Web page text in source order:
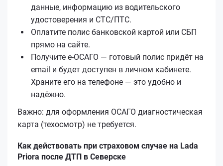
данные, информацию из водительского
удостоверения и СТС/ПТС.
Оплатите полис банковской картой или СБП
прямо на сайте.
Получите е‑ОСАГО — готовый полис придёт на
email и будет доступен в личном кабинете.
Храните его на телефоне — это удобно и
надёжно.
Важно: для оформления ОСАГО диагностическая
карта (техосмотр) не требуется.
Как действовать при страховом случае на Lada
Priora после ДТП в Северске